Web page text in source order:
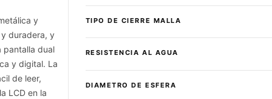
y
duradera, y
pantalla dual
y digital. La
de leer,
LCD en la
TIPO DE CIERRE MALLA
RESISTENCIA AL AGUA
DIAMETRO DE ESFERA